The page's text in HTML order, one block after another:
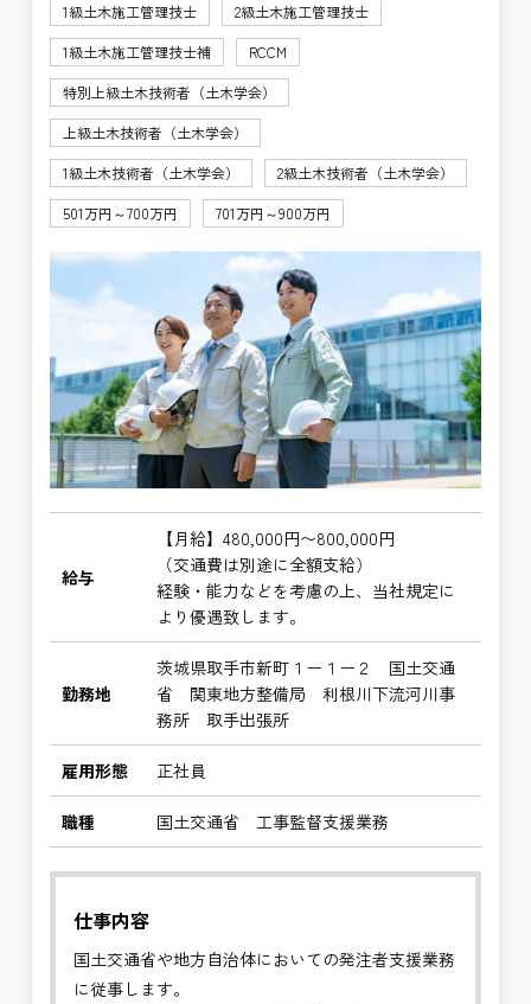
1級土木施工管理技士
2級土木施工管理技士
1級土木施工管理技士補
RCCM
特別上級土木技術者（土木学会）
上級土木技術者（土木学会）
1級土木技術者（土木学会）
2級土木技術者（土木学会）
501万円～700万円
701万円～900万円
給与
【月給】480,000円〜800,000円
（交通費は別途に全額支給）
経験・能力などを考慮の上、当社規定に
より優遇致します。
勤務地
茨城県取手市新町１ー１ー２ 国土交通
省 関東地方整備局 利根川下流河川事
務所 取手出張所
雇用形態 正社員
職種 国土交通省 工事監督支援業務
仕事内容
国土交通省や地方自治体においての発注者支援業務
に従事します。